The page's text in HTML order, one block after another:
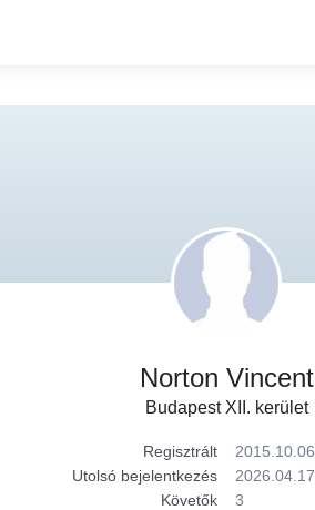
Norton Vincent
Budapest XII. kerület
Regisztrált
2015.10.06
Utolsó bejelentkezés
2026.04.17
Követők
3